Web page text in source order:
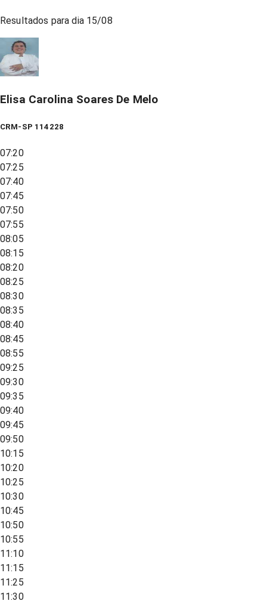
Resultados para dia 15/08
Elisa Carolina Soares De Melo
CRM-SP 114228
07:20
07:25
07:40
07:45
07:50
07:55
08:05
08:15
08:20
08:25
08:30
08:35
08:40
08:45
08:55
09:25
09:30
09:35
09:40
09:45
09:50
10:15
10:20
10:25
10:30
10:45
10:50
10:55
11:10
11:15
11:25
11:30